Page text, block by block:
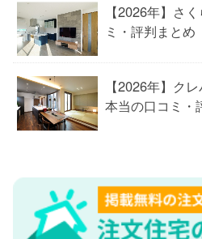
【2026年】さ
ミ・評判まとめ
【2026年】ク
本当の口コミ・